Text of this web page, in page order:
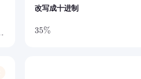
改写成十进制
35%